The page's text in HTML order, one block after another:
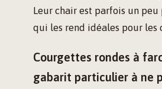
Leur chair est parfois un peu
qui les rend idéales pour les
Courgettes rondes à
gabarit particulier à ne